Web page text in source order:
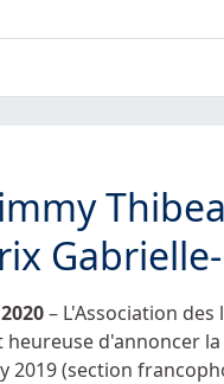
– L'Association
heureuse d'annoncer
2019 (section